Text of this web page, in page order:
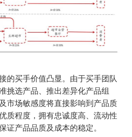
的买手价值凸显。由于买手团队
挑选产品、推出差异化产品组
市场敏感度将直接影响到产品质
质程度，拥有忠诚度高、流动性
证产品品质及成本的稳定。